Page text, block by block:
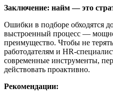
Заключение: найм — это
Ошибки в подборе обходятся
выстроенный процесс —
преимущество. Чтобы не
работодателям и HR-
современные инструменты,
действовать проактивно.
Рекомендации: